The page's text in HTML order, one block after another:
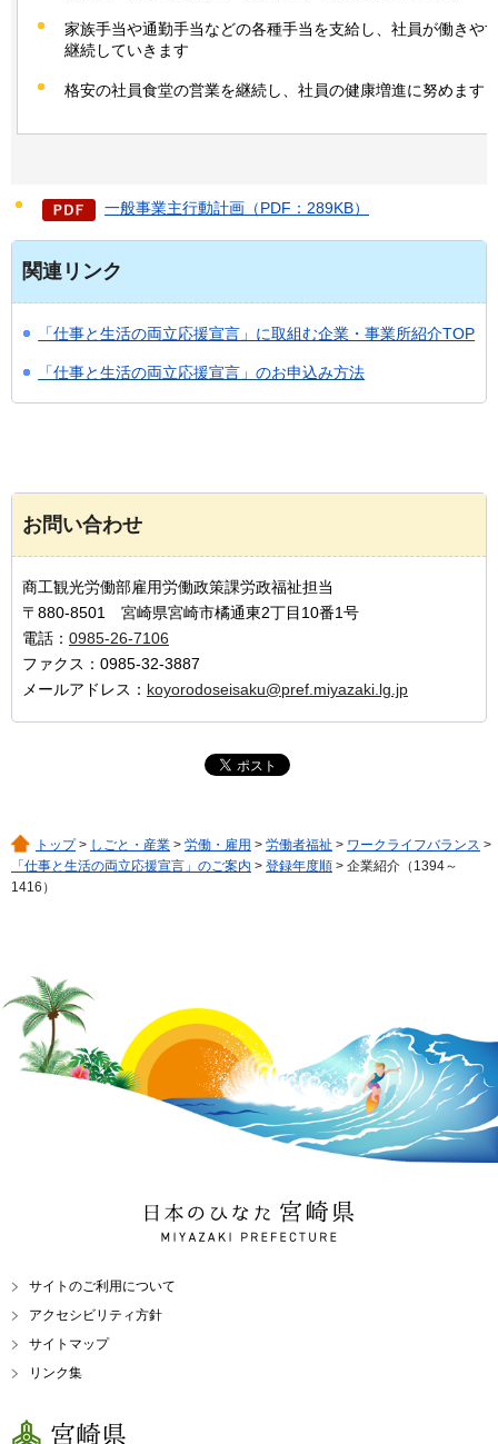
家族手当や通勤手当などの各種手当を支給し、社員が働きや
継続していきます
格安の社員食堂の営業を継続し、社員の健康増進に努めます
一般事業主行動計画（PDF：289KB）
関連リンク
「仕事と生活の両立応援宣言」に取組む企業・事業所紹介TOP
「仕事と生活の両立応援宣言」のお申込み方法
お問い合わせ
商工観光労働部雇用労働政策課労政福祉担当
〒880-8501 宮崎県宮崎市橘通東2丁目10番1号
電話： 0985-26-7106
ファクス：0985-32-3887
メールアドレス： koyorodoseisaku@pref.miyazaki.lg.jp
トップ> しごと・産業 > 労働・雇用 > 労働者福祉 > ワークライフバランス >
「仕事と生活の両立応援宣言」のご案内 > 登録年度順 > 企業紹介（1394～
1416）
日本のひなた 宮崎県
MIYAZAKI PREFECTURE
サイトのご利用について
アクセシビリティ方針
サイトマップ
リンク集
宮崎県